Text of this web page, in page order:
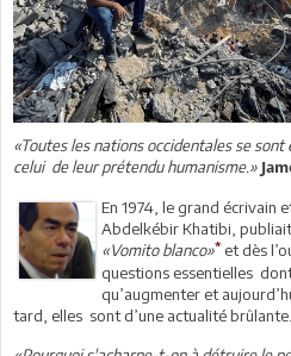
«Toutes les nations occidentales se
celui de leur prétendu humanisme.»
En 1974, le grand écrivain
Abdelkébir Khatibi,
«Vomito blanco»*et dès
questions essentielles
qu’augmenter et
tard, elles sont d’une actualité brûlante.